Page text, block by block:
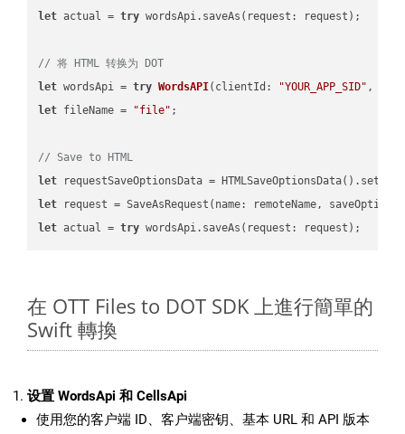
let actual = try wordsApi.saveAs(request: request);
// 将 HTML 转换为 DOT
let wordsApi = try WordsAPI( clientId: "YOUR_APP_SID" ,
let fileName = "file" ;
// Save to HTML
let requestSaveOptionsData =
let request = SaveAsRequest(name: remoteName,
let actual = try
在 OTT Files to DOT SDK 上進行簡單的
Swift 轉換
设置 WordsApi 和 CellsApi
使用您的客户端 ID、客户端密钥、基本 URL 和 API 版本